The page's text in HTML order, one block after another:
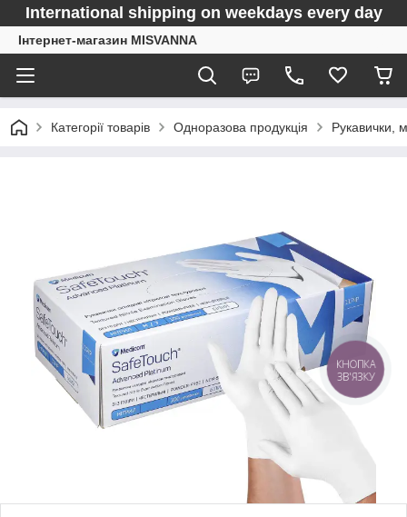
International shipping on weekdays every day
Інтернет-магазин MISVANNA
Категорії товарів Одноразова продукція Рукавички,
КНОПКА
ЗВ'ЯЗКУ